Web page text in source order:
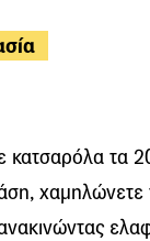
κατσαρόλα τα
χαμηλώνετε